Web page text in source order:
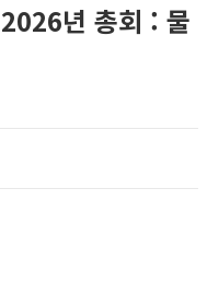
년 총회 : 물